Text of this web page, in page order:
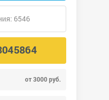
от 3000 руб.
6546